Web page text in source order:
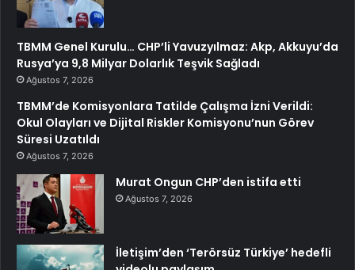
TBMM Genel Kurulu… CHP’li Yavuzyılmaz: Akp, Akkuyu’da
Rusya’ya 9,8 Milyar Dolarlık Teşvik Sağladı
Ağustos 7, 2026
TBMM’de Komisyonlara Tatilde Çalışma İzni Verildi:
Okul Olayları ve Dijital Riskler Komisyonu’nun Görev
Süresi Uzatıldı
Ağustos 7, 2026
Murat Ongun CHP’den istifa etti
Ağustos 7, 2026
İletişim’den ‘Terörsüz Türkiye’ hedefli